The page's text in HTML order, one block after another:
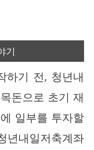
기
하기 전, 청년내
돈으로 초기 재
일부를 투자할
년내일저축계좌